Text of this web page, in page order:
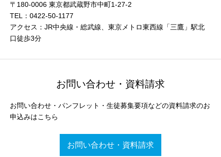
〒180-0006 東京都武蔵野市中町1-27-2
TEL：0422-50-1177
アクセス：JR中央線・総武線、東京メトロ東西線「三鷹」駅北
口徒歩3分
お問い合わせ・資料請求
お問い合わせ・パンフレット・生徒募集要項などの資料請求のお
申込みはこちら
お問い合わせ・資料請求